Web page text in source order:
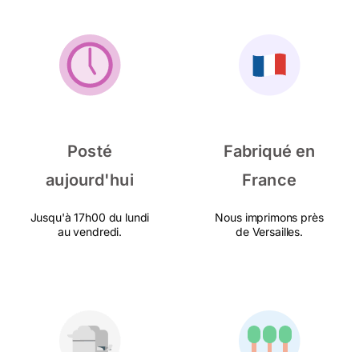
Posté
aujourd'hui
Jusqu'à 17h00 du lundi
au vendredi.
Fabriqué en
France
Nous imprimons près
de Versailles.